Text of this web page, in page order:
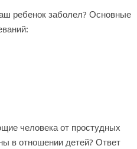
ребенок заболел? Основные
человека от простудных
в отношении детей? Ответ